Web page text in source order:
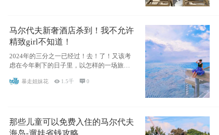
马尔代夫新奢酒店杀到！我不允许
精致girl不知道！
2024年的三分之一已经过！去！了！又该考
虑在今年剩下的日子里，以怎样的一场旅行
暴走姐妹花  1.5千 0
那些儿童可以免费入住的马尔代夫